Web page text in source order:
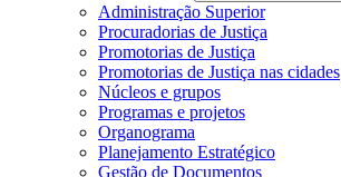
Administração Superior
Procuradorias de Justiça
Promotorias de Justiça
Promotorias de Justiça nas cidades
Núcleos e grupos
Programas e projetos
Organograma
Planejamento Estratégico
Gestão de Documentos